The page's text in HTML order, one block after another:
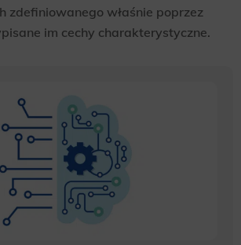
zdefiniowanego właśnie poprzez
im cechy charakterystyczne.